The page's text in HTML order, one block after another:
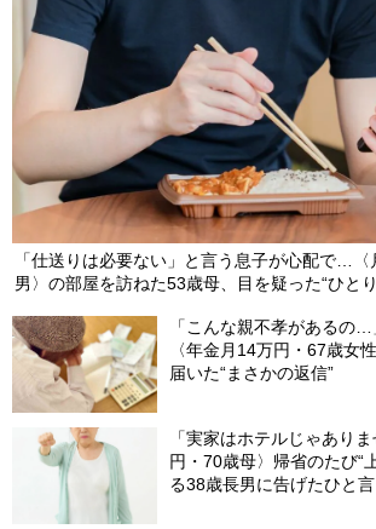
「仕送りは必要ない」と言う息子が心配で…
男〉の部屋を訪ねた53歳母、目を疑った“ひと
「こんな親不孝があるの
〈年金月14万円・67歳女
届いた“まさかの返信”
「実家はホテルじゃあり
円・70歳母〉帰省のたび“
る38歳長男に告げたひと言